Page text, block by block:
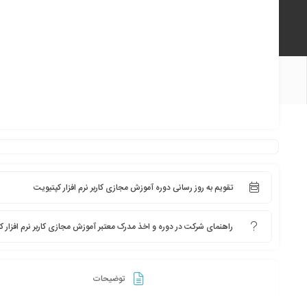
تقویم به روز رسانی دوره آموزش مجازی کاربر نرم افزار کپتیویت
راهنمای شرکت در دوره و اخذ مدرک معتبر آموزش مجازی کاربر نرم افزار
توضیحات